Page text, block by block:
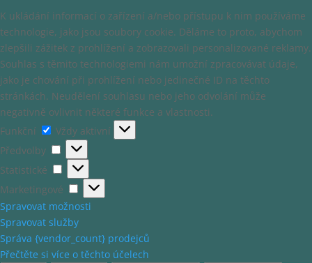
K ukládání informací o zařízení a/nebo přístupu k nim používáme
technologie, jako jsou soubory cookie. Děláme to proto, abychom
zlepšili zážitek z prohlížení a zobrazovali personalizované reklamy.
Souhlas s těmito technologiemi nám umožní zpracovávat údaje,
jako je chování při prohlížení nebo jedinečné ID na těchto
stránkách. Neudělení souhlasu nebo jeho odvolání může
negativně ovlivnit některé funkce a vlastnosti.
Funkční
Funkční
Vždy aktivní
Předvolby
Předvolby
Statistické
Statistické
Marketingové
Marketingové
Spravovat možnosti
Spravovat služby
Správa {vendor_count} prodejců
Přečtěte si více o těchto účelech